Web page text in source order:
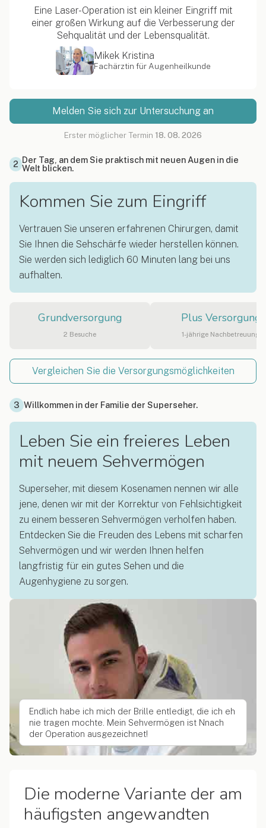
Eine Laser-Operation ist ein kleiner Eingriff mit
einer großen Wirkung auf die Verbesserung der
Sehqualität und der Lebensqualität.
Mikek Kristina
Fachärztin für Augenheilkunde
Melden Sie sich zur Untersuchung an
Erster möglicher Termin 18. 08. 2026
2 Der Tag, an dem Sie praktisch mit neuen Augen in die
Welt blicken.
Kommen Sie zum Eingriff
Vertrauen Sie unseren erfahrenen Chirurgen, damit
Sie Ihnen die Sehschärfe wieder herstellen können.
Sie werden sich lediglich 60 Minuten lang bei uns
aufhalten.
Grundversorgung
2 Besuche
Plus Versorgung
1-jährige Nachbetreuung
Vergleichen Sie die Versorgungsmöglichkeiten
3 Willkommen in der Familie der Superseher.
Leben Sie ein freieres Leben
mit neuem Sehvermögen
Superseher, mit diesem Kosenamen nennen wir alle
jene, denen wir mit der Korrektur von Fehlsichtigkeit
zu einem besseren Sehvermögen verholfen haben.
Entdecken Sie die Freuden des Lebens mit scharfen
Sehvermögen und wir werden Ihnen helfen
langfristig für ein gutes Sehen und die
Augenhygiene zu sorgen.
Endlich habe ich mich der Brille entledigt, die ich eh
nie tragen mochte. Mein Sehvermögen ist Nnach
der Operation ausgezeichnet!
Die moderne Variante der am
häufigsten angewandten